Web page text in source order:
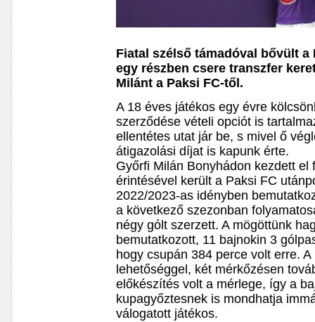
Fiatal szélső támadóval bővült
egy részben csere transzfer
Milánt a Paksi FC-től.
A 18 éves játékos egy évre
szerződése vételi opciót is
ellentétes utat jár be, s mivel ő
átigazolási díjat is kapunk érte.
Győrfi Milán Bonyhádon kezdett el
érintésével került a Paksi FC
2022/2023-as idényben
a következő szezonban
négy gólt szerzett. A mögöttünk
bemutatkozott, 11 bajnokin 3
hogy csupán 384 perce volt erre.
lehetőséggel, két mérkőzésen
előkészítés volt a mérlege, így a
kupagyőztesnek is mondhatja
válogatott játékos.